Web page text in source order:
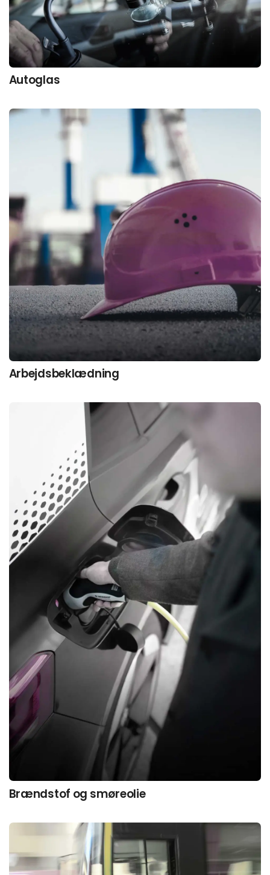
Autoglas
Arbejds­beklædning
Brændstof og smøreolie